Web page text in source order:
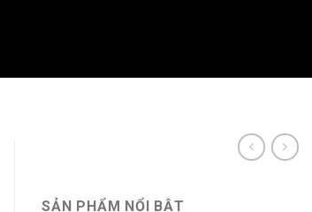
SẢN PHẨM NỔI BẬT